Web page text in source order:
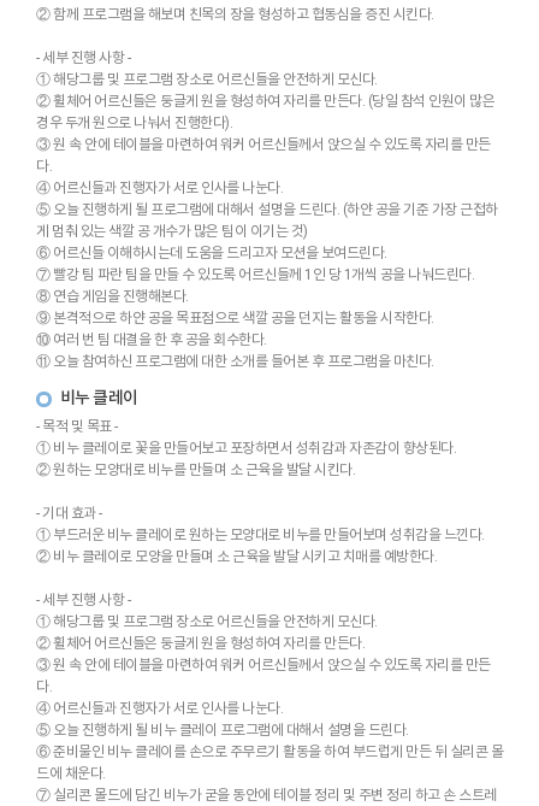
② 함께 프로그램을 해보며 친목의 장을 형성하고 협동심을 증진 시킨다.
- 세부 진행 사항 -
① 해당그룹 및 프로그램 장소로 어르신들을 안전하게 모신다.
② 휠체어 어르신들은 둥글게 원을 형성하여 자리를 만든다. (당일 참석 인원이 많은
경우 두개 원으로 나눠서 진행한다).
③ 원 속 안에 테이블을 마련하여 워커 어르신들께서 앉으실 수 있도록 자리를 만든
다.
④ 어르신들과 진행자가 서로 인사를 나눈다.
⑤ 오늘 진행하게 될 프로그램에 대해서 설명을 드린다. (하얀 공을 기준 가장 근접하
게 멈춰 있는 색깔 공 개수가 많은 팀이 이기는 것)
⑥ 어르신들 이해하시는데 도움을 드리고자 모션을 보여드린다.
⑦ 빨강 팀 파란 팀을 만들 수 있도록 어르신들께 1인 당 1개씩 공을 나눠드린다.
⑧ 연습 게임을 진행해본다.
⑨ 본격적으로 하얀 공을 목표점으로 색깔 공을 던지는 활동을 시작한다.
⑩ 여러 번 팀 대결을 한 후 공을 회수한다.
⑪ 오늘 참여하신 프로그램에 대한 소개를 들어본 후 프로그램을 마친다.
비누 클레이
- 목적 및 목표 -
① 비누 클레이로 꽃을 만들어보고 포장하면서 성취감과 자존감이 향상된다.
② 원하는 모양대로 비누를 만들며 소 근육을 발달 시킨다.
- 기대 효과 -
① 부드러운 비누 클레이로 원하는 모양대로 비누를 만들어보며 성취감을 느낀다.
② 비누 클레이로 모양을 만들며 소 근육을 발달 시키고 치매를 예방한다.
- 세부 진행 사항 -
① 해당그룹 및 프로그램 장소로 어르신들을 안전하게 모신다.
② 휠체어 어르신들은 둥글게 원을 형성하여 자리를 만든다.
③ 원 속 안에 테이블을 마련하여 워커 어르신들께서 앉으실 수 있도록 자리를 만든
다.
④ 어르신들과 진행자가 서로 인사를 나눈다.
⑤ 오늘 진행하게 될 비누 클레이 프로그램에 대해서 설명을 드린다.
⑥ 준비물인 비누 클레이를 손으로 주무르기 활동을 하여 부드럽게 만든 뒤 실리콘 몰
드에 채운다.
⑦ 실리콘 몰드에 담긴 비누가 굳을 동안에 테이블 정리 및 주변 정리 하고 손 스트레